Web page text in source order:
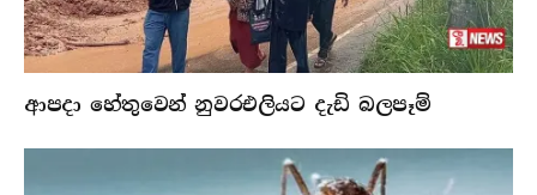
ආපදා හේතුවෙන් නුවරඑලියට දැඩි බලපෑම්